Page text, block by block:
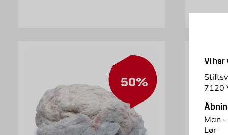
Vi har
7120
Man -
Lør
50%